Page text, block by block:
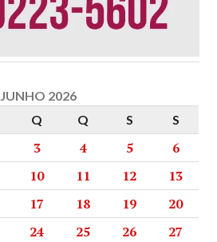
JUNHO 2026
Q Q S S
3 4 5
6
10 11 12
13
17 18 19
20
24 25 26
27